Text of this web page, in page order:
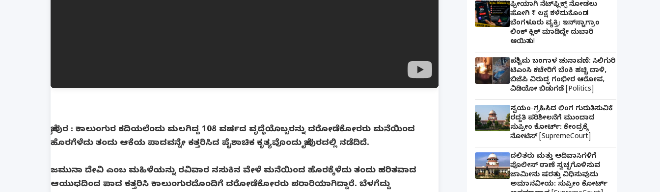
ಜೈಪುರ : ಕಾಲುಂಗುರ ಕದಿಯಲೆಂದು ಮಲಗಿದ್ದ 108 ವರ್ಷದ ವೃದ್ಧೆಯೊಬ್ಬರನ್ನು ದರೋಡೆಕೋರರು‌ ಮನೆಯಿಂದ
ಹೊರಗೆಳೆದು ತಂದು ಆಕೆಯ ಪಾದವನ್ನೇ ಕತ್ತರಿಸಿದ ಪೈಶಾಚಿಕ ಕೃತ್ಯವೊಂದು ಜೈಪುರದಲ್ಲಿ ನಡೆದಿದೆ.
ಜಮುನಾ ದೇವಿ ಎಂಬ ಮಹಿಳೆಯನ್ನು ರವಿವಾರ ನಸುಕಿನ ವೇಳೆ ಮನೆಯಿಂದ ಹೊರಕ್ಕೆಳೆದು ತಂದು ಹರಿತವಾದ
ಆಯುಧದಿಂದ ಪಾದ ಕತ್ತರಿಸಿ ಕಾಲುಂಗುರದೊಂದಿಗೆ ದರೋಡೆಕೋರರು ಪರಾರಿಯಾಗಿದ್ದಾರೆ. ಬೆಳಗೆದ್ದು
ಫ್ರೀಯಾಗಿ ನೆಟ್‌ಫ್ಲಿಕ್ಸ್ ನೋಡಲು
ಹೋಗಿ ₹1 ಲಕ್ಷ ಕಳೆದುಕೊಂಡ
ಬೆಂಗಳೂರು ವ್ಯಕ್ತಿ; ಇನ್‌ಸ್ಟಾಗ್ರಾಂ
ಲಿಂಕ್ ಕ್ಲಿಕ್ ಮಾಡಿದ್ದೇ ದುಬಾರಿ
ಆಯಿತು!
ಪಶ್ಚಿಮ ಬಂಗಾಳ ಚುನಾವಣೆ: ಸಿಲಿಗುರಿ
ಟಿಎಂಸಿ ಕಚೇರಿಗೆ ಬೆಂಕಿ ಹಚ್ಚಿ ದಾಳಿ,
ಬಿಜೆಪಿ ವಿರುದ್ಧ ಗಂಭೀರ ಆರೋಪ,
ವಿಡಿಯೋ ಬಿಡುಗಡೆ [Politics]
ಸ್ವಯಂ-ಗ್ರಹಿಸಿದ ಲಿಂಗ ಗುರುತಿಸುವಿಕೆ
ರದ್ದತಿ ಪರಿಶೀಲನೆಗೆ ಮುಂದಾದ
ಸುಪ್ರೀಂ ಕೋರ್ಟ್: ಕೇಂದ್ರಕ್ಕೆ
ನೋಟಿಸ್ [SupremeCourt]
ದಲಿತರು ಮತ್ತು ಆದಿವಾಸಿಗಳಿಗೆ
ಪೊಲೀಸ್ ಠಾಣೆ ಸ್ವಚ್ಛಗೊಳಿಸುವ
ಜಾಮೀನು ಷರತ್ತು ವಿಧಿಸುವುದು
ಅಮಾನವೀಯ: ಸುಪ್ರೀಂ ಕೋರ್ಟ್